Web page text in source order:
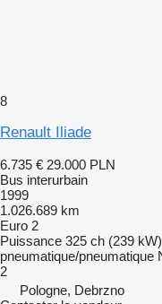
8
Renault Iliade
6.735 € 29.000 PLN
Bus interurbain
1999
1.026.689 km
Euro 2
Puissance 325 ch (239 kW)
pneumatique/pneumatique
2
Pologne, Debrzno